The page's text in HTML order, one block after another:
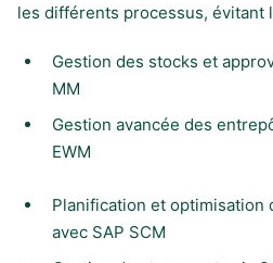
les différents processus, évitant
Gestion des stocks et
MM
Gestion avancée des
EWM
Planification et optimisation
avec SAP SCM